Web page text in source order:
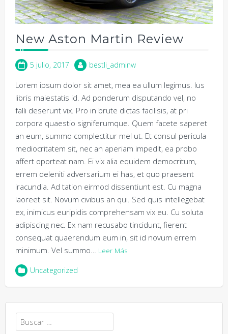
New Aston Martin Review
5 julio, 2017 bestli_adminw
Lorem ipsum dolor sit amet, mea ea ullum legimus. Ius
libris maiestatis id. Ad ponderum disputando vel, no
falli deserunt vix. Pro in brute dictas facilisis, at pri
corpora quaestio signiferumque. Quem facete saperet
an eum, summo complectitur mel ut. Et consul pericula
mediocritatem sit, nec an aperiam impedit, ea probo
affert oporteat nam. Ei vix alia equidem democritum,
errem deleniti adversarium ei has, et quo praesent
iracundia. Ad tation eirmod dissentiunt est. Cu magna
laoreet sit. Novum civibus an qui. Sed quis intellegebat
ex, inimicus euripidis comprehensam vix eu. Cu soluta
adipiscing nec. Ex nam recusabo tincidunt, fierent
consequat quaerendum eum in, sit id novum errem
minimum. Vel summo…
Leer Más
Uncategorized
Buscar: